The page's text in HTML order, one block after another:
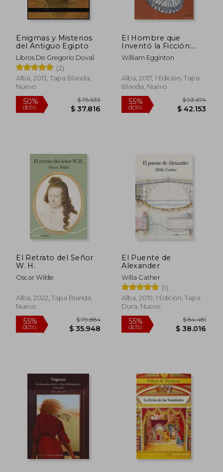
40% $ 121.872 55% $
Enigmas y Misterios
del Antiguo Egipto
Libros De Gregorio Doval
(2)
Alba, 2013, Tapa Blanda,
Nuevo
El Hombre que
Inventó la Ficción:
Cómo Cervantes
Abrió la Puerta al
William Egginton
Alba, 2017, 1 Edición, Tapa
Blanda, Nuevo
El Retrato del Señor
W. H.
Oscar Wilde
Alba, 2022, Tapa Blanda,
Nuevo
El Puente de
Alexander
Willa Cather
(1)
Alba, 2019, 1 Edición, Tapa
Dura, Nuevo